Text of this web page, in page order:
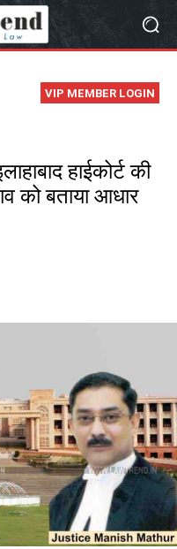
VIP MEMBER LOGIN
हाईकोर्ट की
को बताया आधार